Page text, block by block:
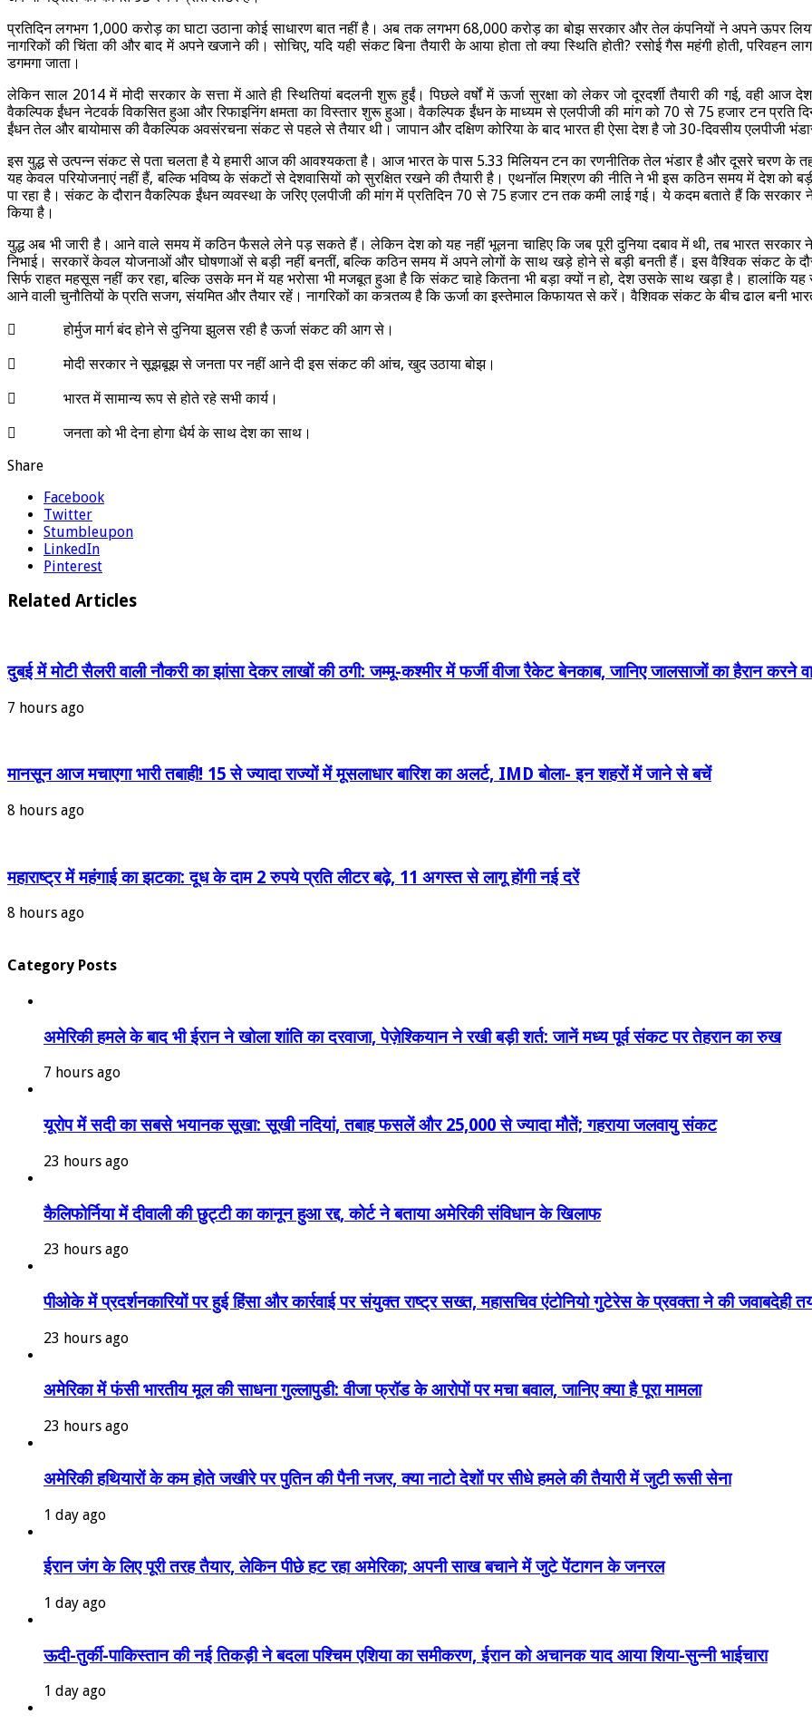
प्रतिदिन लगभग 1,000 करोड़ का घाटा उठाना कोई साधारण बात नहीं है। अब तक लगभग 68,000 करोड़ का बोझ सरकार और तेल कंपनियों ने अपने ऊपर
नागरिकों की चिंता की और बाद में अपने खजाने की। सोचिए, यदि यही संकट बिना तैयारी के आया होता तो क्या स्थिति होती? रसोई गैस महंगी होती,
डगमगा जाता।
लेकिन साल 2014 में मोदी सरकार के सत्ता में आते ही स्थितियां बदलनी शुरू हुईं। पिछले वर्षों में ऊर्जा सुरक्षा को लेकर जो दूरदर्शी तैयारी की गई, वही
वैकल्पिक ईंधन नेटवर्क विकसित हुआ और रिफाइनिंग क्षमता का विस्तार शुरू हुआ। वैकल्पिक ईंधन के माध्यम से एलपीजी की मांग को 70 से 75 हजार टन प्रति
ईंधन तेल और बायोमास की वैकल्पिक अवसंरचना संकट से पहले से तैयार थी। जापान और दक्षिण कोरिया के बाद भारत ही ऐसा देश है जो 30-दिवसीय एलपीजी
इस युद्ध से उत्पन्न संकट से पता चलता है ये हमारी आज की आवश्यकता है। आज भारत के पास 5.33 मिलियन टन का रणनीतिक तेल भंडार है और दूसरे चरण के तहत
यह केवल परियोजनाएं नहीं हैं, बल्कि भविष्य के संकटों से देशवासियों को सुरक्षित रखने की तैयारी है। एथनॉल मिश्रण की नीति ने भी इस कठिन समय में देश को
पा रहा है। संकट के दौरान वैकल्पिक ईंधन व्यवस्था के जरिए एलपीजी की मांग में प्रतिदिन 70 से 75 हजार टन तक कमी लाई गई। ये कदम बताते हैं कि सरकार
किया है।
युद्ध अब भी जारी है। आने वाले समय में कठिन फैसले लेने पड़ सकते हैं। लेकिन देश को यह नहीं भूलना चाहिए कि जब पूरी दुनिया दबाव में थी, तब भारत सरकार
निभाई। सरकारें केवल योजनाओं और घोषणाओं से बड़ी नहीं बनतीं, बल्कि कठिन समय में अपने लोगों के साथ खड़े होने से बड़ी बनती हैं। इस वैश्विक संकट के
सिर्फ राहत महसूस नहीं कर रहा, बल्कि उसके मन में यह भरोसा भी मजबूत हुआ है कि संकट चाहे कितना भी बड़ा क्यों न हो, देश उसके साथ खड़ा है। हालांकि
आने वाली चुनौतियों के प्रति सजग, संयमित और तैयार रहें। नागरिकों का कत्र्तव्य है कि ऊर्जा का इस्तेमाल किफायत से करें। वैशिवक संकट के बीच ढाल बनी
 होर्मुज मार्ग बंद होने से दुनिया झुलस रही है ऊर्जा संकट की आग से।
 मोदी सरकार ने सूझबूझ से जनता पर नहीं आने दी इस संकट की आंच, खुद उठाया बोझ।
 भारत में सामान्य रूप से होते रहे सभी कार्य।
 जनता को भी देना होगा धैर्य के साथ देश का साथ।
Share
Facebook
Twitter
Stumbleupon
LinkedIn
Pinterest
Related Articles
दुबई में मोटी सैलरी वाली नौकरी का झांसा देकर लाखों की ठगी: जम्मू-कश्मीर में फर्जी वीजा रैकेट बेनकाब, जानिए जालसाजों का हैरान करने
7 hours ago
मानसून आज मचाएगा भारी तबाही! 15 से ज्यादा राज्यों में मूसलाधार बारिश का अलर्ट, IMD बोला- इन शहरों में जाने से बचें
8 hours ago
महाराष्ट्र में महंगाई का झटका: दूध के दाम 2 रुपये प्रति लीटर बढ़े, 11 अगस्त से लागू होंगी नई दरें
8 hours ago
Category Posts
अमेरिकी हमले के बाद भी ईरान ने खोला शांति का दरवाजा, पेज़ेश्कियान ने रखी बड़ी शर्त: जानें मध्य पूर्व संकट पर तेहरान का रुख
7 hours ago
यूरोप में सदी का सबसे भयानक सूखा: सूखी नदियां, तबाह फसलें और 25,000 से ज्यादा मौतें; गहराया जलवायु संकट
23 hours ago
कैलिफोर्निया में दीवाली की छुट्टी का कानून हुआ रद्द, कोर्ट ने बताया अमेरिकी संविधान के खिलाफ
23 hours ago
पीओके में प्रदर्शनकारियों पर हुई हिंसा और कार्रवाई पर संयुक्त राष्ट्र सख्त, महासचिव एंटोनियो गुटेरेस के प्रवक्ता ने की जवाबदेही
23 hours ago
अमेरिका में फंसी भारतीय मूल की साधना गुल्लापुडी: वीजा फ्रॉड के आरोपों पर मचा बवाल, जानिए क्या है पूरा मामला
23 hours ago
अमेरिकी हथियारों के कम होते जखीरे पर पुतिन की पैनी नजर, क्या नाटो देशों पर सीधे हमले की तैयारी में जुटी रूसी सेना
1 day ago
ईरान जंग के लिए पूरी तरह तैयार, लेकिन पीछे हट रहा अमेरिका; अपनी साख बचाने में जुटे पेंटागन के जनरल
1 day ago
ऊदी-तुर्की-पाकिस्तान की नई तिकड़ी ने बदला पश्चिम एशिया का समीकरण, ईरान को अचानक याद आया शिया-सुन्नी भाईचारा
1 day ago